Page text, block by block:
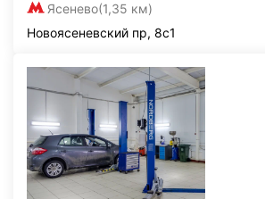
Ясенево(1,35 км)
Новоясеневский пр, 8с1